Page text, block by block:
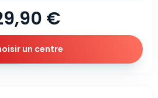
€
un centre